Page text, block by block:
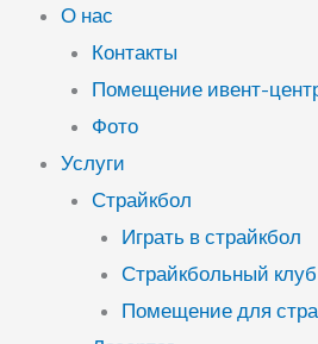
О нас
Контакты
Помещение ивент-
Фото
Услуги
Страйкбол
Играть в страйкбол
Страйкбольный клуб
Помещение для